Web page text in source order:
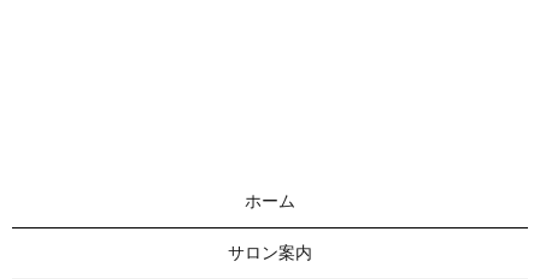
ホーム
サロン案内